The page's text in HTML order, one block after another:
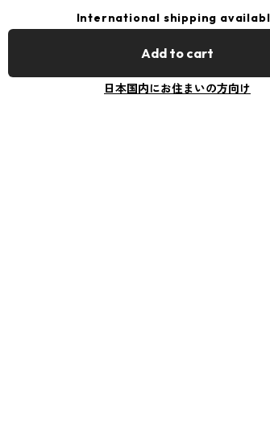
International shipping
Add to cart
日本国内にお住まいの方向け